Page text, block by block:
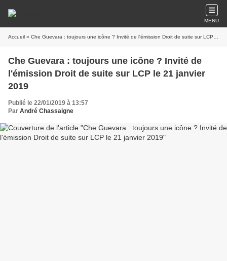
MENU
Accueil » Che Guevara : toujours une icône ? Invité de l'émission Droit de suite sur LCP le 21 janvier 2019
Che Guevara : toujours une icône ? Invité de
l'émission Droit de suite sur LCP le 21 janvier
2019
Publié le 22/01/2019 à 13:57
Par André Chassaigne